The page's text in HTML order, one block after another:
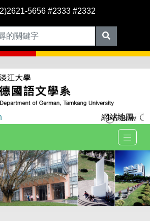
5656 #2333 #2332
網站地圖